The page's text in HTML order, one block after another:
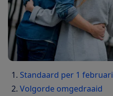
Standaard per 1 februari
Volgorde omgedraaid